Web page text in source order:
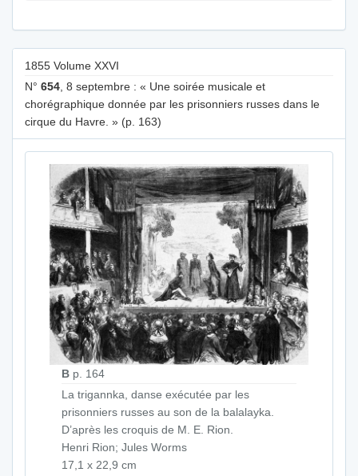
1855 Volume XXVI
N° 654 , 8 septembre : « Une soirée musicale et
chorégraphique donnée par les prisonniers russes dans le
cirque du Havre. » (p. 163)
B p. 164
La trigannka, danse exécutée par les
prisonniers russes au son de la balalayka.
D’après les croquis de M. E. Rion.
Henri Rion; Jules Worms
17,1 x 22,9 cm